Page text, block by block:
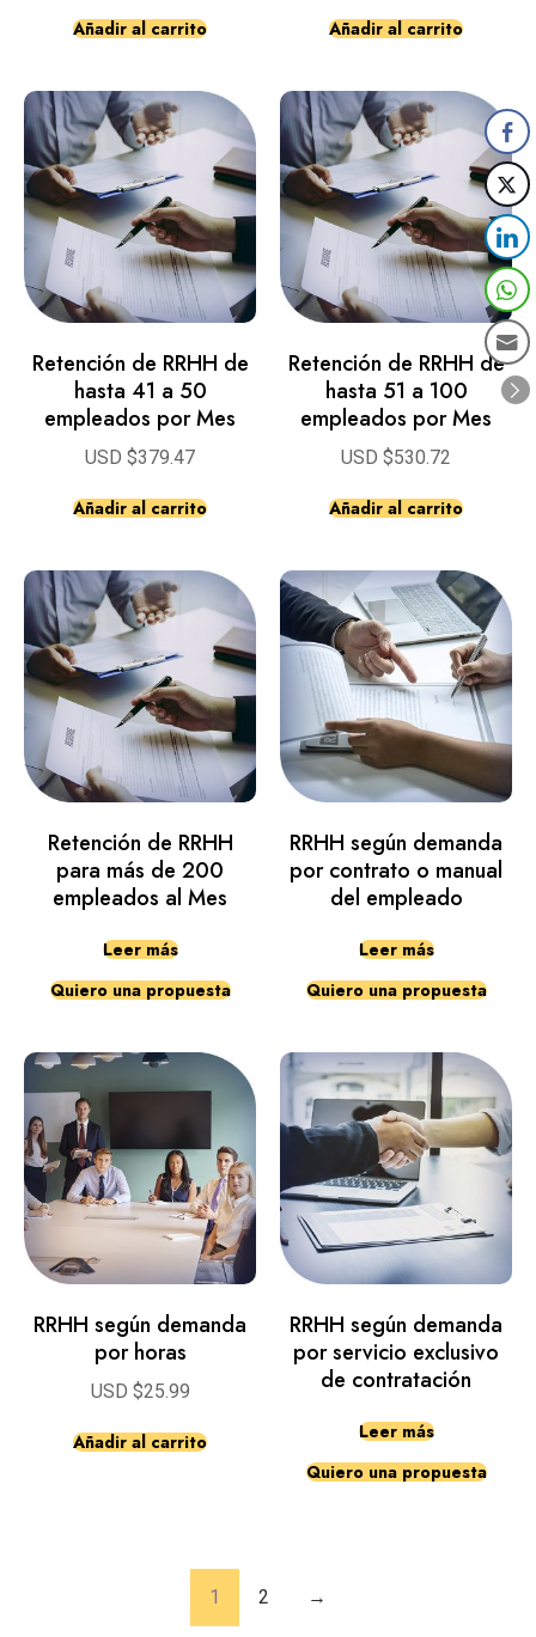
Añadir al carrito Añadir al carrito
Retención de RRHH de
hasta 41 a 50
empleados por Mes
USD $379.47
Añadir al carrito
Retención de RRHH de
hasta 51 a 100
empleados por Mes
USD $530.72
Añadir al carrito
Retención de RRHH
para más de 200
empleados al Mes
Leer más
Quiero una propuesta
RRHH según demanda
por contrato o manual
del empleado
Leer más
Quiero una propuesta
RRHH según demanda
por horas
USD $25.99
Añadir al carrito
RRHH según demanda
por servicio exclusivo
de contratación
Leer más
Quiero una propuesta
1 2 →